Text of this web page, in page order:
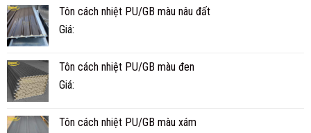
Tôn cách nhiệt PU/GB màu nâu đất
Giá:
Tôn cách nhiệt PU/GB màu đen
Giá:
Tôn cách nhiệt PU/GB màu xám